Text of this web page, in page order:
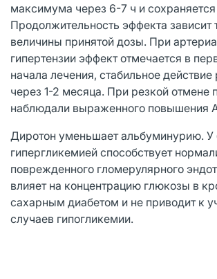
максимума через 6-7 ч и сохраняется
Продолжительность эффекта зависит
величины принятой дозы. При
гипертензии эффект отмечается в
начала лечения, стабильное действие
через 1-2 месяца. При резкой отмене
наблюдали выраженного повышения
Диротон уменьшает альбуминурию. У
гипергликемией способствует
поврежденного гломерулярного
влияет на концентрацию глюкозы в
сахарным диабетом и не приводит к
случаев гипогликемии.